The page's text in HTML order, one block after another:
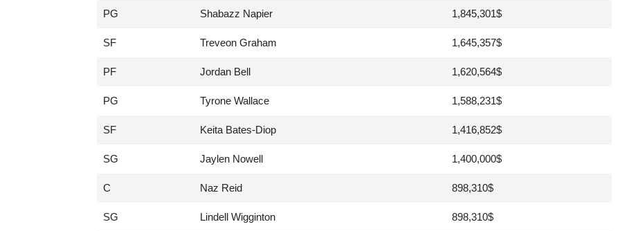
PG Shabazz Napier 1,845,301$
SF Treveon Graham 1,645,357$
PF Jordan Bell 1,620,564$
PG Tyrone Wallace 1,588,231$
SF Keita Bates-Diop 1,416,852$
SG Jaylen Nowell 1,400,000$
C Naz Reid 898,310$
SG Lindell Wigginton 898,310$